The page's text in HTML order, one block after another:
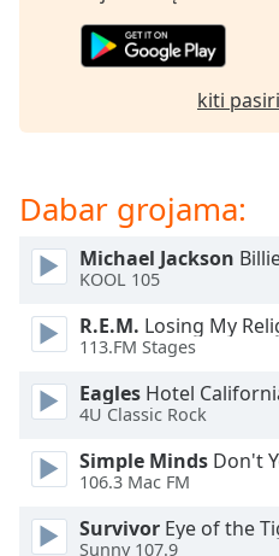
cancel
the
window.
Color
Opacity
Background
Color
kiti
Dabar grojama:
Michael Jackson
KOOL 105
R.E.M. Losing My
113.FM Stages
Eagles Hotel
4U Classic Rock
Simple Minds Don't
106.3 Mac FM
Survivor Eye of the
Sunny 107.9